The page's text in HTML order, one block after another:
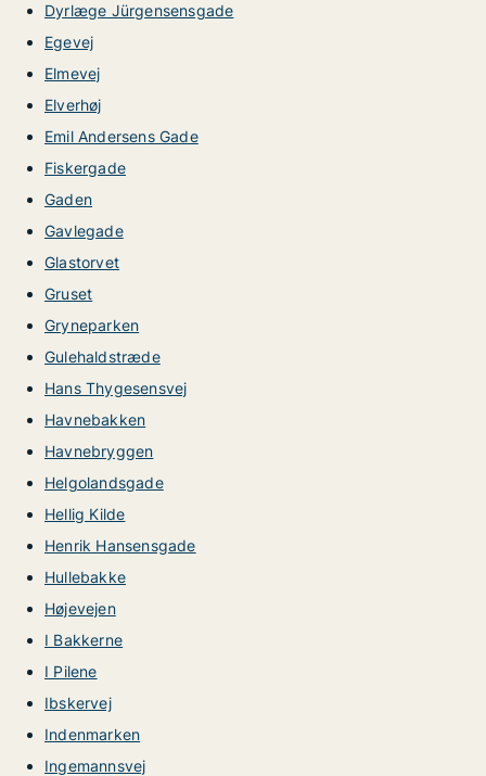
Dyrlæge Jürgensensgade
Egevej
Elmevej
Elverhøj
Emil Andersens Gade
Fiskergade
Gaden
Gavlegade
Glastorvet
Gruset
Gryneparken
Gulehaldstræde
Hans Thygesensvej
Havnebakken
Havnebryggen
Helgolandsgade
Hellig Kilde
Henrik Hansensgade
Hullebakke
Højevejen
I Bakkerne
I Pilene
Ibskervej
Indenmarken
Ingemannsvej